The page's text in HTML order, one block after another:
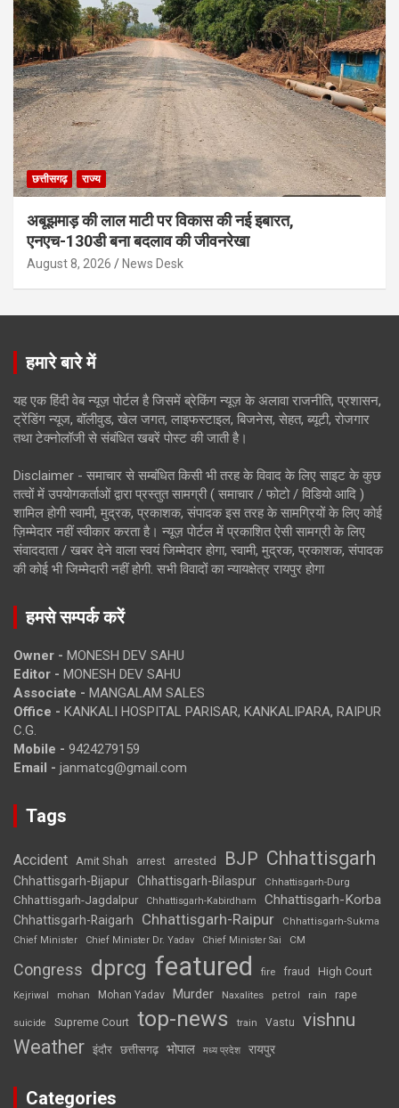
छत्तीसगढ़ राज्य
अबूझमाड़ की लाल माटी पर विकास की नई इबारत,
एनएच-130डी बना बदलाव की जीवनरेखा
August 8, 2026 News Desk
हमारे बारे में
यह एक हिंदी वेब न्यूज़ पोर्टल है जिसमें ब्रेकिंग न्यूज़ के अलावा राजनीति, प्रशासन,
ट्रेंडिंग न्यूज, बॉलीवुड, खेल जगत, लाइफस्टाइल, बिजनेस, सेहत, ब्यूटी, रोजगार
तथा टेक्नोलॉजी से संबंधित खबरें पोस्ट की जाती है।
Disclaimer - समाचार से सम्बंधित किसी भी तरह के विवाद के लिए साइट के कुछ
तत्वों में उपयोगकर्ताओं द्वारा प्रस्तुत सामग्री ( समाचार / फोटो / विडियो आदि )
शामिल होगी स्वामी, मुद्रक, प्रकाशक, संपादक इस तरह के सामग्रियों के लिए कोई
ज़िम्मेदार नहीं स्वीकार करता है। न्यूज़ पोर्टल में प्रकाशित ऐसी सामग्री के लिए
संवाददाता / खबर देने वाला स्वयं जिम्मेदार होगा, स्वामी, मुद्रक, प्रकाशक, संपादक
की कोई भी जिम्मेदारी नहीं होगी. सभी विवादों का न्यायक्षेत्र रायपुर होगा
हमसे सम्पर्क करें
Owner - MONESH DEV SAHU
Editor - MONESH DEV SAHU
Associate - MANGALAM SALES
Office - KANKALI HOSPITAL PARISAR, KANKALIPARA, RAIPUR
C.G.
Mobile - 9424279159
Email - janmatcg@gmail.com
Tags
Accident Amit Shah arrest arrested BJP Chhattisgarh
Chhattisgarh-Bijapur Chhattisgarh-Bilaspur Chhattisgarh-Durg
Chhattisgarh-Jagdalpur Chhattisgarh-Kabirdham Chhattisgarh-Korba
Chhattisgarh-Raigarh Chhattisgarh-Raipur
Chhattisgarh-Sukma
Chief Minister
Chief Minister Dr. Yadav Chief Minister Sai CM
Congress dprcg featured fire fraud High Court
Kejriwal mohan Mohan Yadav Murder Naxalites petrol rain rape
suicide Supreme Court top-news train Vastu vishnu
Weather इंदौर छत्तीसगढ़ भोपाल मध्य प्रदेश रायपुर
Categories